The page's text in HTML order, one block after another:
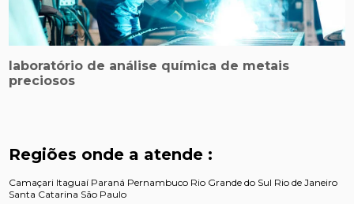
laboratório de análise química de metais
preciosos
Regiões onde a atende :
Camaçari Itaguaí Paraná Pernambuco Rio Grande do Sul Rio de Janeiro
Santa Catarina São Paulo